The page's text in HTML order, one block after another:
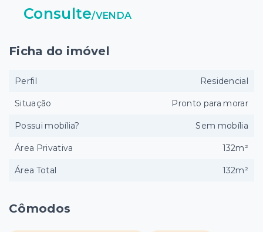
Consulte/VENDA
Cômodos
Ficha do imóvel
Perfil Residencial
Situação Pronto para morar
Possui mobília? Sem mobília
Área Privativa 132m²
Área Total 132m²